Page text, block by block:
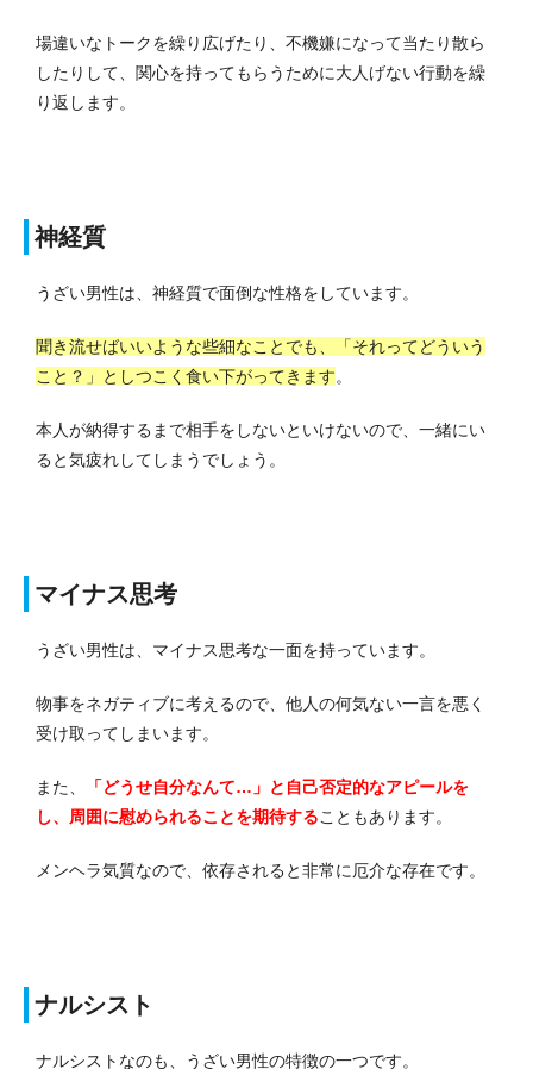
場違いなトークを繰り広げたり、不機嫌になって当たり散ら
したりして、関心を持ってもらうために大人げない行動を繰
り返します。
神経質
うざい男性は、神経質で面倒な性格をしています。
聞き流せばいいような些細なことでも、「それってどういう
こと？」としつこく食い下がってきます。
本人が納得するまで相手をしないといけないので、一緒にい
ると気疲れしてしまうでしょう。
マイナス思考
うざい男性は、マイナス思考な一面を持っています。
物事をネガティブに考えるので、他人の何気ない一言を悪く
受け取ってしまいます。
また、
「どうせ自分なんて…」と自己否定的なアピールを
し、周囲に慰められることを期待することもあります。
メンヘラ気質なので、依存されると非常に厄介な存在です。
ナルシスト
ナルシストなのも、うざい男性の特徴の一つです。